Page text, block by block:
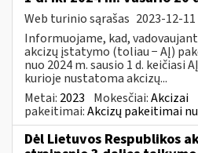
Web turinio sąrašas 2023-12-11
Informuojame, kad,
akcizų įstatymo (toliau − AĮ)
nuo 2024 m. sausio 1 d. keičiasi
kurioje nustatoma akcizų...
Metai: 2023 Mokesčiai:Akcizai
pakeitimai:Akcizų pakeitimai
Dėl Lietuvos Respublikos